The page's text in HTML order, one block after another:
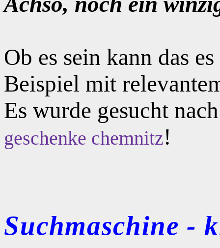
Ob es sein kann das
Beispiel mit
Es wurde gesucht
geschenke chemnitz!
Suchmaschine -